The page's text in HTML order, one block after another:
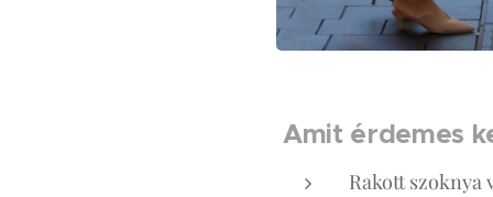
Amit érdemes
Rakott